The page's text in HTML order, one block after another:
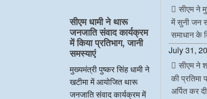
o
o
k
e
r
e
d
I
n
A
p
p
सीएम धामी ने थारू
जनजाति संवाद कार्यक्रम
में किया प्रतिभाग, जानी
समस्याएं
मुख्यमंत्री पुष्कर सिंह धामी ने
खटीमा में आयोजित थारू
जनजाति संवाद कार्यक्रम में
सीएम ने
में सुनी जन
समाधान के
July 31,
सीएम ने
की प्रतिमा
अर्पित कर